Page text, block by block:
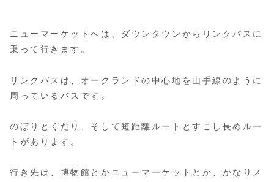
ニューマーケットへは、ダウンタウンからリンクバスに
乗って行きます。
リンクバスは、オークランドの中心地を山手線のように
周っているバスです。
のぼりとくだり、そして短距離ルートとすこし長めルー
トがあります。
行き先は、博物館とかニューマーケットとか、かなりメ